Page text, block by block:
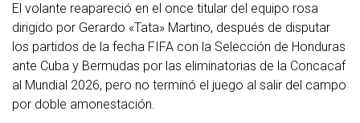
El volante reapareció en el once titular del equipo rosa
dirigido por Gerardo «Tata» Martino, después de disputar
los partidos de la fecha FIFA con la Selección de Honduras
ante Cuba y Bermudas por las eliminatorias de la Concacaf
al Mundial 2026, pero no terminó el juego al salir del campo
por doble amonestación.